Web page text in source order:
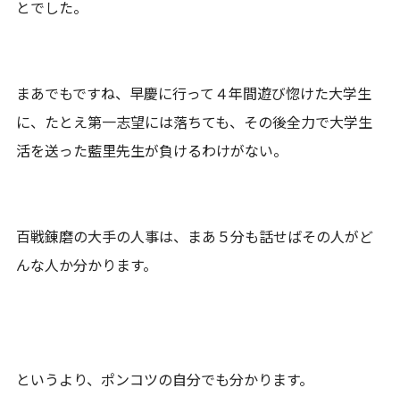
とでした。
まあでもですね、早慶に行って４年間遊び惚けた大学生
に、たとえ第一志望には落ちても、その後全力で大学生
活を送った藍里先生が負けるわけがない。
百戦錬磨の大手の人事は、まあ５分も話せばその人がど
んな人か分かります。
というより、ポンコツの自分でも分かります。